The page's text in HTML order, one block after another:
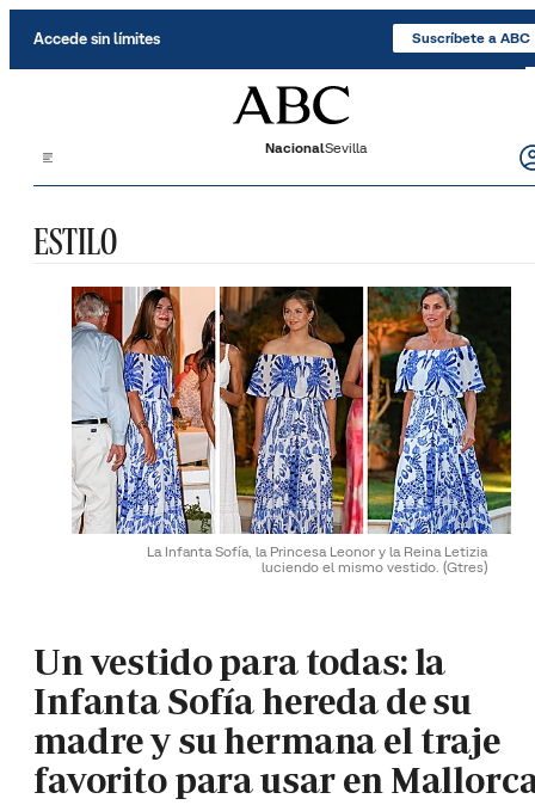
Accede sin límites Suscríbete a ABC
NacionalSevilla
ESTILO
La Infanta Sofía, la Princesa Leonor y la Reina Letizia
luciendo el mismo vestido. (Gtres)
Un vestido para todas: la
Infanta Sofía hereda de su
madre y su hermana el traje
favorito para usar en